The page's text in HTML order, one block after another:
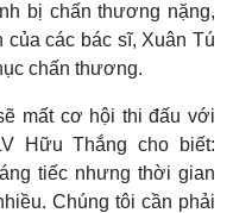
bị chấn thương nặng,
của các bác sĩ, Xuân Tú
chấn thương.
mất cơ hội thi đấu với
Hữu Thắng cho biết:
tiếc nhưng thời gian
Chúng tôi cần phải